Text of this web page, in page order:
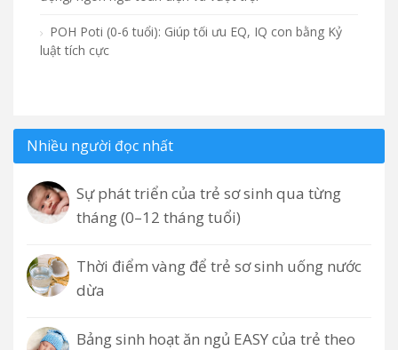
POH Poti (0-6 tuổi): Giúp tối ưu EQ, IQ con bằng Kỷ
luật tích cực
Nhiều người đọc nhất
Sự phát triển của trẻ sơ sinh qua từng
tháng (0–12 tháng tuổi)
Thời điểm vàng để trẻ sơ sinh uống nước
dừa
Bảng sinh hoạt ăn ngủ EASY của trẻ theo